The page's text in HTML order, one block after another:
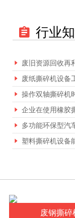
行业
废旧资源回收再
废纸撕碎机设备
操作双轴撕碎机
企业在使用橡胶
多功能环保型汽
塑料撕碎机设备
废钢撕碎